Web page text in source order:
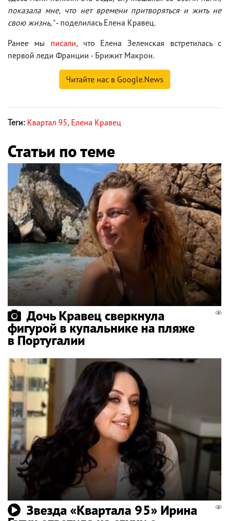
показала мне, что нет времени притворяться и жить не
свою жизнь,"- поделилась Елена Кравец.
Ранее мы писали, что Елена Зеленская встретилась с
первой леди Франции - Брижит Макрон.
Читайте нас в Google.News
Теги: Квартал 95, Елена Кравец
Статьи по теме
Дочь Кравец сверкнула
фигурой в купальнике на пляже
в Португалии
Звезда «Квартала 95» Ирина